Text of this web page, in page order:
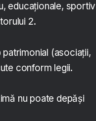
educaţionale,
2.
(asociaţii,
conform legii.
nu poate depăși